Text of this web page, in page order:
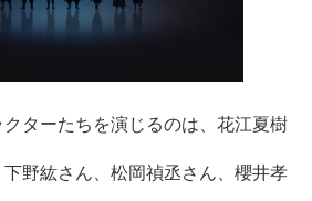
ターたちを演じるのは、花江夏樹
野紘さん、松岡禎丞さん、櫻井孝